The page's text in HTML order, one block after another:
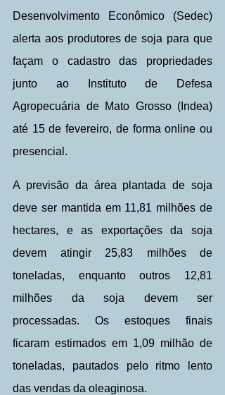
Desenvolvimento Econômico (Sedec)
alerta aos produtores de soja para que
façam o cadastro das propriedades
junto ao Instituto de Defesa
Agropecuária de Mato Grosso (Indea)
até 15 de fevereiro, de forma online ou
presencial.
A previsão da área plantada de soja
deve ser mantida em 11,81 milhões de
hectares, e as exportações da soja
devem atingir 25,83 milhões de
toneladas, enquanto outros 12,81
milhões da soja devem ser
processadas. Os estoques finais
ficaram estimados em 1,09 milhão de
toneladas, pautados pelo ritmo lento
das vendas da oleaginosa.